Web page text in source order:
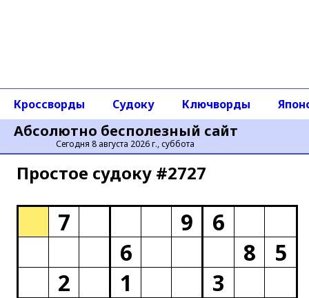
Абсолютно бесполезный сайт
Сегодня 8 августа 2026 г., суббота
Кроссворды Судоку Ключворды
Простое cудоку #2727
7 9
6
6
8
5
2
1
3